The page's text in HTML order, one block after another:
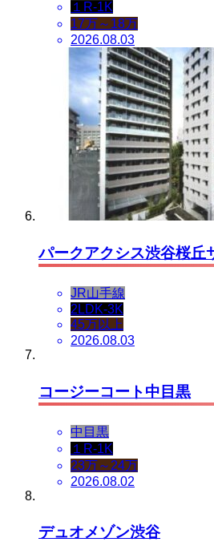
１R-1K
17万～18万
2026.08.03
パークアクシス渋谷桜丘
JR山手線
2LDK-3K
45万以上
2026.08.03
コージーコート中目黒
中目黒
１R-1K
23万～24万
2026.08.02
デュオメゾン渋谷